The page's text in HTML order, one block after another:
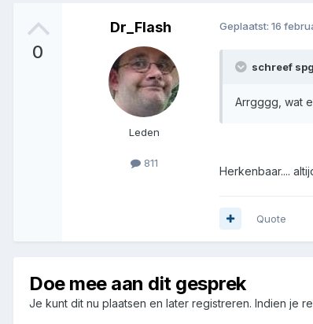
0
Dr_Flash
Leden
811
Geplaatst: 16
schreef
Arrgggg, wat
Herkenbaar....
Quote
Doe mee aan dit gesprek
Je kunt dit nu plaatsen en later registreren. Indien je